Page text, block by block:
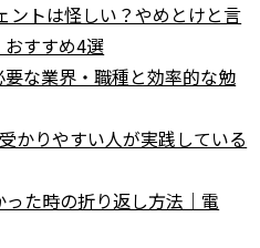
ントは怪しい？やめとけと言
すすめ4選
な業界・職種と効率的な勉
かりやすい人が実践している
た時の折り返し方法｜電